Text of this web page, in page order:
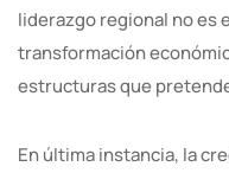
liderazgo regional no es
transformación
estructuras que
En última instancia, la